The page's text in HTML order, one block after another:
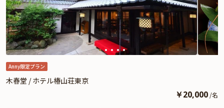
Anny限定プラン
木春堂 / ホテル椿山荘東京
￥20,000 /名